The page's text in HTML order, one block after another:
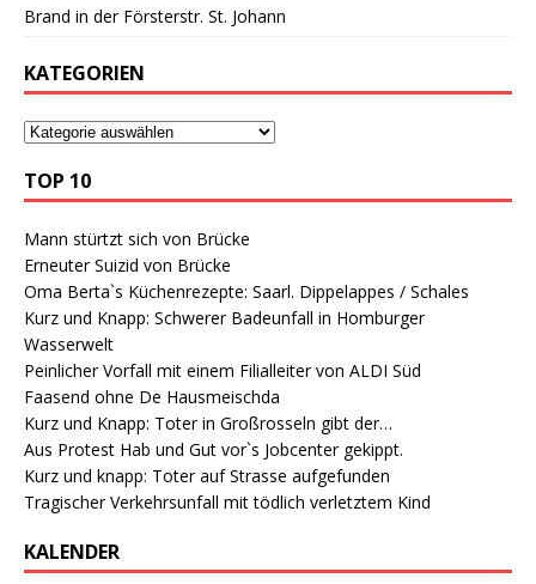
Brand in der Försterstr. St. Johann
KATEGORIEN
TOP 10
Mann stürtzt sich von Brücke
Erneuter Suizid von Brücke
Oma Berta`s Küchenrezepte: Saarl. Dippelappes / Schales
Kurz und Knapp: Schwerer Badeunfall in Homburger
Wasserwelt
Peinlicher Vorfall mit einem Filialleiter von ALDI Süd
Faasend ohne De Hausmeischda
Kurz und Knapp: Toter in Großrosseln gibt der…
Aus Protest Hab und Gut vor`s Jobcenter gekippt.
Kurz und knapp: Toter auf Strasse aufgefunden
Tragischer Verkehrsunfall mit tödlich verletztem Kind
KALENDER